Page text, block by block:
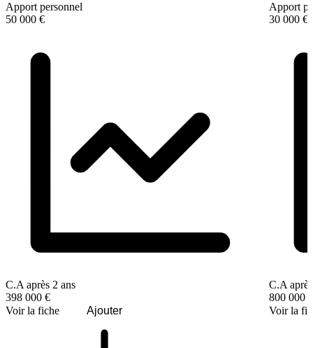
Apport personnel
50 000 €
C.A après 2 ans
398 000 €
Voir la fiche
Ajouter
Apport
30 000 €
C.A
800 000 €
Voir la